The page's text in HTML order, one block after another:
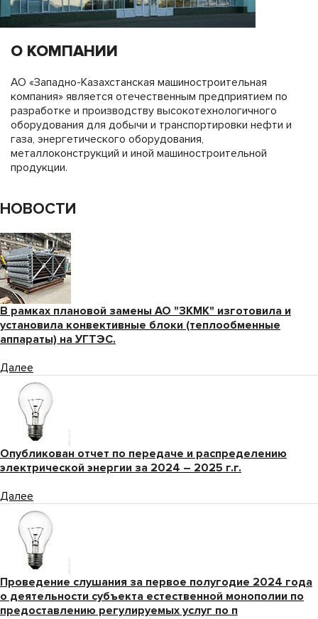
О КОМПАНИИ
АО «Западно-Казахстанская машиностроительная
компания» является отечественным предприятием по
разработке и производству высокотехнологичного
оборудования для добычи и транспортировки нефти и
газа, энергетического оборудования,
металлоконструкций и иной машиностроительной
продукции.
НОВОСТИ
В рамках плановой замены АО "ЗКМК" изготовила и
установила конвективные блоки (теплообменные
аппараты) на УГТЭС.
Далее
Опубликован отчет по передаче и распределению
электрической энергии за 2024 – 2025 г.г.
Далее
Проведение слушания за первое полугодие 2024 года
о деятельности субъекта естественной монополии по
предоставлению регулируемых услуг по п